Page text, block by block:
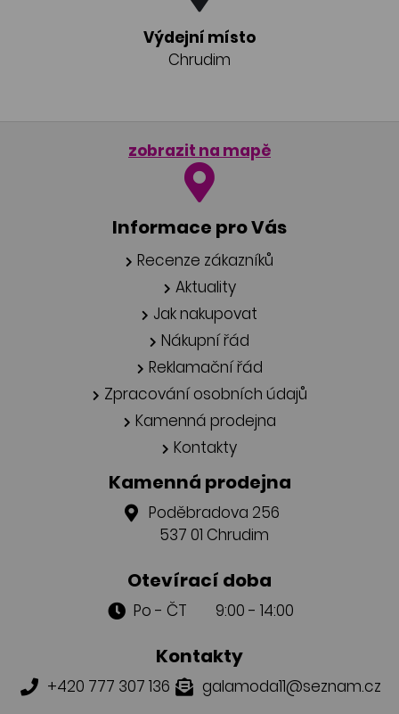
Výdejní místo
Chrudim
zobrazit na mapě
Informace pro Vás
Recenze zákazníků
Aktuality
Jak nakupovat
Nákupní řád
Reklamační řád
Zpracování osobních údajů
Kamenná prodejna
Kontakty
Kamenná prodejna
Poděbradova 256
537 01 Chrudim
Otevírací doba
Po - ČT 9:00 - 14:00
Kontakty
+420 777 307 136 galamoda11@seznam.cz